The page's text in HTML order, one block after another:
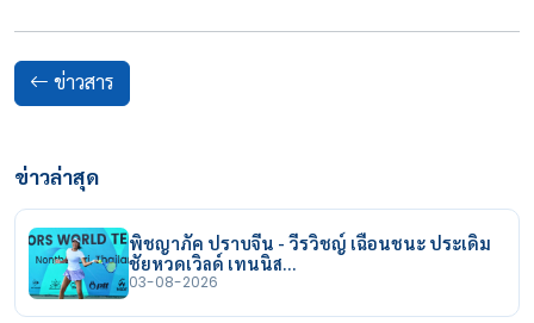
ข่าวสาร
ข่าวล่าสุด
พิชญาภัค ปราบจีน - วีรวิชญ์ เฉือนชนะ ประเดิม
ชัยหวดเวิลด์ เทนนิส…
03-08-2026